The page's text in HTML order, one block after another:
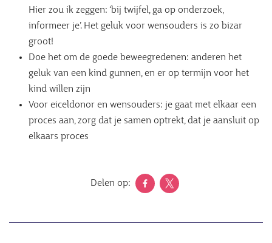
Hier zou ik zeggen: ‘bij twijfel, ga op onderzoek,
informeer je’. Het geluk voor wensouders is zo bizar
groot!
Doe het om de goede beweegredenen: anderen het
geluk van een kind gunnen, en er op termijn voor het
kind willen zijn
Voor eiceldonor en wensouders: je gaat met elkaar een
proces aan, zorg dat je samen optrekt, dat je aansluit op
elkaars proces
Delen op: